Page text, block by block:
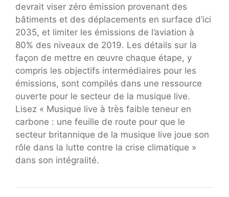
devrait viser zéro émission provenant des
bâtiments et des déplacements en surface d’ici
2035, et limiter les émissions de l’aviation à
80% des niveaux de 2019. Les détails sur la
façon de mettre en œuvre chaque étape, y
compris les objectifs intermédiaires pour les
émissions, sont compilés dans une ressource
ouverte pour le secteur de la musique live.
Lisez « Musique live à très faible teneur en
carbone : une feuille de route pour que le
secteur britannique de la musique live joue son
rôle dans la lutte contre la crise climatique »
dans son intégralité.